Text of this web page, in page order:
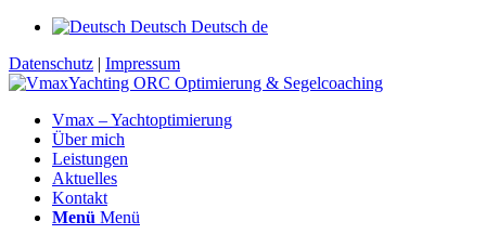
Deutsch Deutsch de
Datenschutz | Impressum
Vmax – Yachtoptimierung
Über mich
Leistungen
Aktuelles
Kontakt
Menü Menü